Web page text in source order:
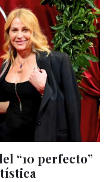
“10 perfecto”